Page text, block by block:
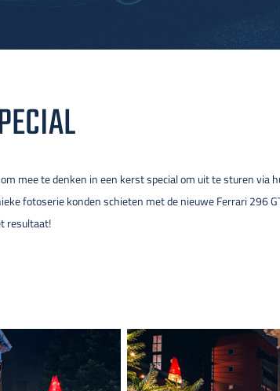
mee te denken in een kerst special om uit te sturen
fotoserie konden schieten met de nieuwe Ferrari 296
resultaat!